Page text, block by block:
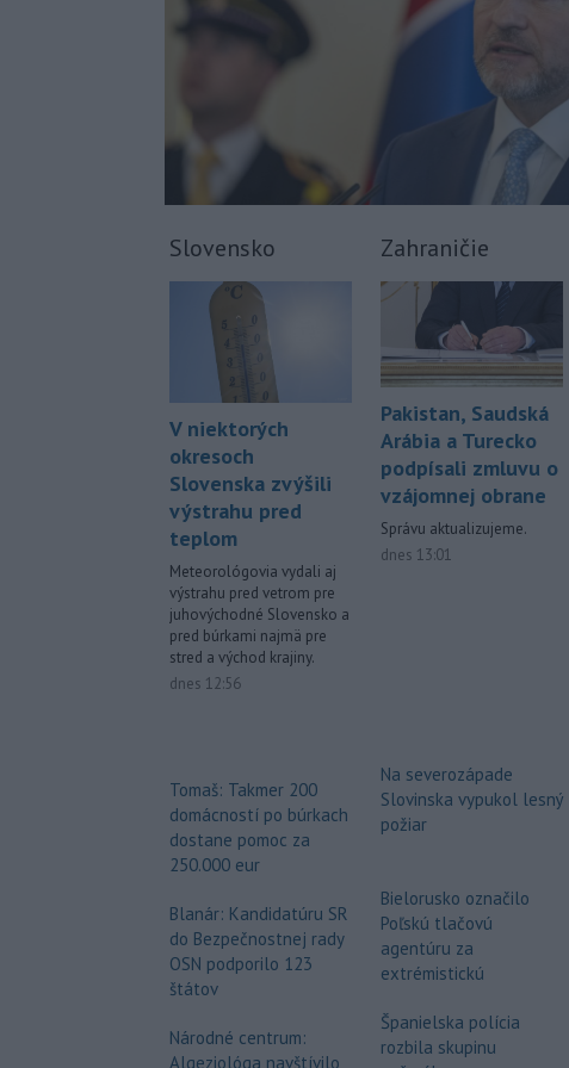
Slovensko
V niektorých
okresoch
Slovenska zvýšili
výstrahu pred
teplom
Meteorológovia vydali aj
výstrahu pred vetrom pre
juhovýchodné Slovensko a
pred búrkami najmä pre
stred a východ krajiny.
dnes 12:56
Tomaš: Takmer 200
domácností po búrkach
dostane pomoc za
250.000 eur
Blanár: Kandidatúru SR
do Bezpečnostnej rady
OSN podporilo 123
štátov
Národné centrum:
Algeziológa navštívilo
Zahraničie
Pakistan, Saudská
Arábia a Turecko
podpísali zmluvu o
vzájomnej obrane
Správu aktualizujeme.
dnes 13:01
Na severozápade
Slovinska vypukol lesný
požiar
Bielorusko označilo
Poľskú tlačovú
agentúru za
extrémistickú
Španielska polícia
rozbila skupinu